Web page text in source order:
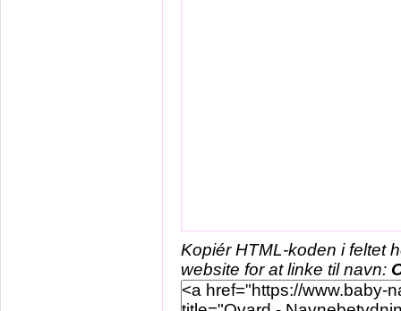
Kopiér HTML-koden i feltet
website for at linke til navn: